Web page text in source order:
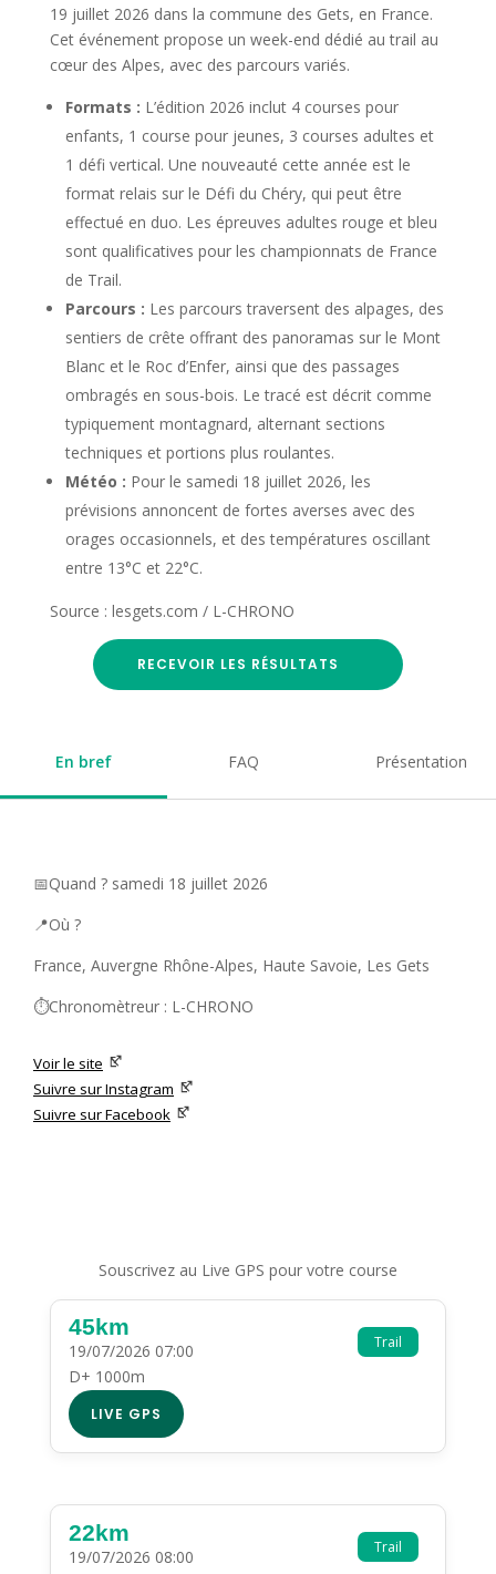
19 juillet 2026 dans la commune des Gets, en France.
Cet événement propose un week-end dédié au trail au
cœur des Alpes, avec des parcours variés.
Formats : L’édition 2026 inclut 4 courses pour
enfants, 1 course pour jeunes, 3 courses adultes et
1 défi vertical. Une nouveauté cette année est le
format relais sur le Défi du Chéry, qui peut être
effectué en duo. Les épreuves adultes rouge et bleu
sont qualificatives pour les championnats de France
de Trail.
Parcours : Les parcours traversent des alpages, des
sentiers de crête offrant des panoramas sur le Mont
Blanc et le Roc d’Enfer, ainsi que des passages
ombragés en sous-bois. Le tracé est décrit comme
typiquement montagnard, alternant sections
techniques et portions plus roulantes.
Météo : Pour le samedi 18 juillet 2026, les
prévisions annoncent de fortes averses avec des
orages occasionnels, et des températures oscillant
entre 13°C et 22°C.
Source : lesgets.com / L-CHRONO
RECEVOIR LES RÉSULTATS
En bref FAQ Présentation
📅Quand ? samedi 18 juillet 2026
📍Où ?
France, Auvergne Rhône-Alpes, Haute Savoie, Les Gets
⏱️Chronomètreur : L-CHRONO
Voir le site
Suivre sur Instagram
Suivre sur Facebook
Souscrivez au Live GPS pour votre course
Trail
45km
19/07/2026 07:00
D+ 1000m
LIVE GPS
Trail
22km
19/07/2026 08:00